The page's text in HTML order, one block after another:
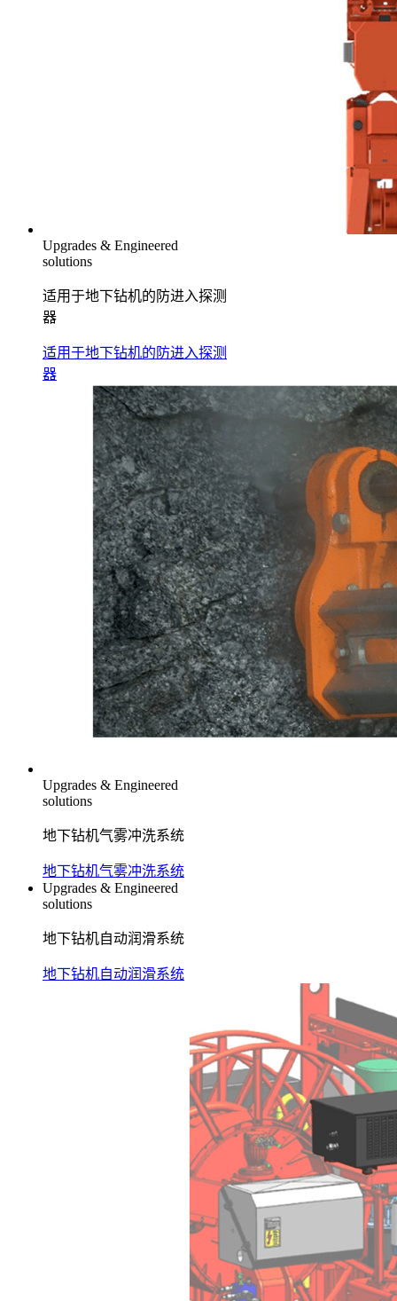
Upgrades & Engineered
solutions
适用于地下钻机的防进入探测
器
适用于地下钻机的防进入探测
器
Upgrades & Engineered
solutions
地下钻机气雾冲洗系统
地下钻机气雾冲洗系统
Upgrades & Engineered
solutions
地下钻机自动润滑系统
地下钻机自动润滑系统